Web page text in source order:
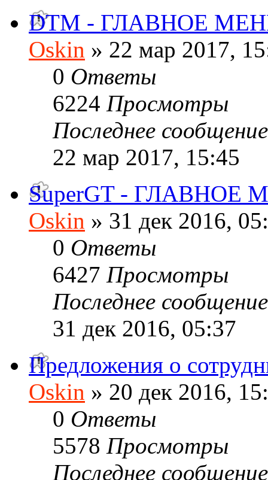
DTM - ГЛАВНОЕ
Oskin » 22 мар 2017,
0 Ответы
6224 Просмотры
Последнее
22 мар 2017, 15:45
SuperGT - ГЛАВНОЕ
Oskin » 31 дек 2016,
0 Ответы
6427 Просмотры
Последнее
31 дек 2016, 05:37
Предложения о
Oskin » 20 дек 2016,
0 Ответы
5578 Просмотры
Последнее